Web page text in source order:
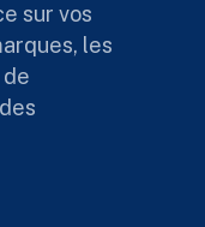
sur vos
les